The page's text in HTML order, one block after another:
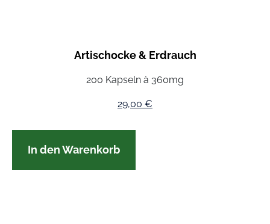
Artischocke & Erdrauch
200 Kapseln à 360mg
29,00 €
In den Warenkorb